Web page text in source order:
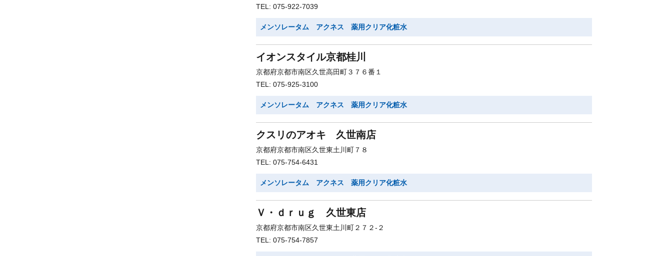
TEL: 075-922-7039
メンソレータム アクネス 薬用クリア化粧水
イオンスタイル京都桂川
京都府京都市南区久世高田町３７６番１
TEL: 075-925-3100
メンソレータム アクネス 薬用クリア化粧水
クスリのアオキ 久世南店
京都府京都市南区久世東土川町７８
TEL: 075-754-6431
メンソレータム アクネス 薬用クリア化粧水
Ｖ・ｄｒｕｇ 久世東店
京都府京都市南区久世東土川町２７２-２
TEL: 075-754-7857